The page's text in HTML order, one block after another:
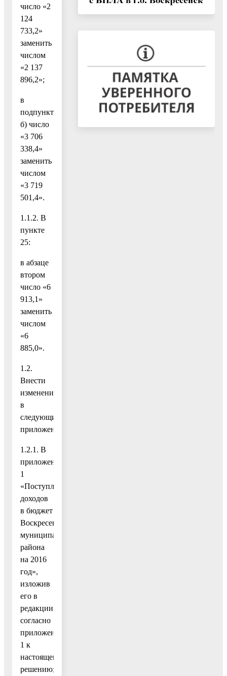
число «2
124
733,2»
заменить
числом
«2 137
896,2»;
в
подпункте
б) число
«3 706
338,4»
заменить
числом
«3 719
501,4».
1.1.2. В
пункте
25:
в абзаце
втором
число «6
913,1»
заменить
числом
«6
885,0».
1.2.
Внести
изменения
в
следующие
приложения:
1.2.1. В
приложение
1
«Поступление
доходов
в бюджет
Воскресенского
муниципального
района
на 2016
год»,
изложив
его в
редакции
согласно
приложению
1 к
настоящему
решению;